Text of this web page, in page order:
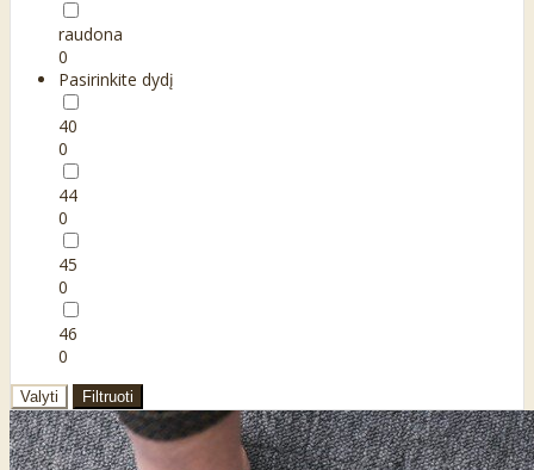
raudona
0
Pasirinkite dydį
40
0
44
0
45
0
46
0
Valyti Filtruoti